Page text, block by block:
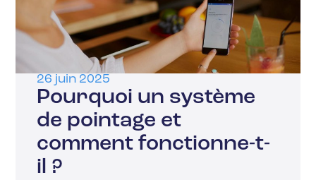
26 juin 2025
Pourquoi un système
de pointage et
comment fonctionne-t-
il ?